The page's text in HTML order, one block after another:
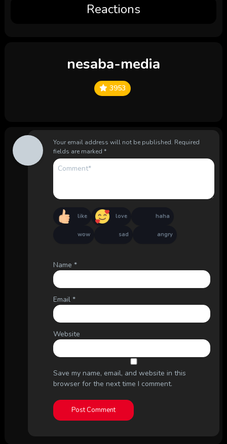
Reactions
nesaba-media
3953
Your email address will not be published. Required
fields are marked *
like love haha
wow sad angry
Name *
Email *
Website
Save my name, email, and website in this
browser for the next time I comment.